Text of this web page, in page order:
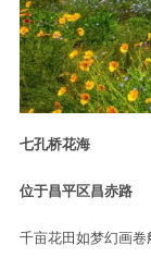
七孔桥花海
位于昌平区昌赤路
千亩花田如梦幻画卷